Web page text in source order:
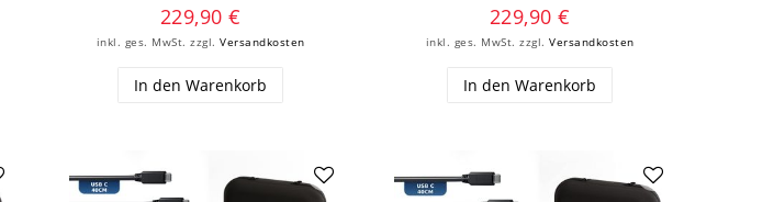
229,90 €
inkl. ges. MwSt. zzgl.Versandkosten
In den Warenkorb
229,90 €
inkl. ges. MwSt. zzgl.Versandkosten
In den Warenkorb